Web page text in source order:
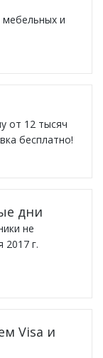
мебельных и
от 12 тысяч
бесплатно!
дни
не
г.
Visa и